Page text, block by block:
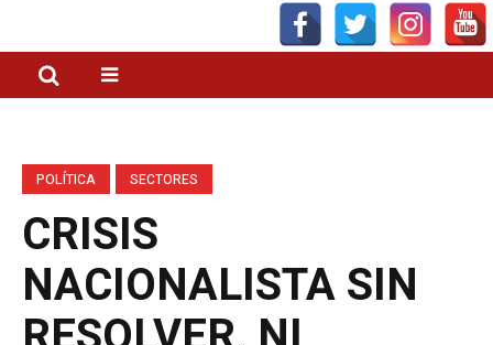
POLÍTICA SECTORES
CRISIS
NACIONALISTA SIN